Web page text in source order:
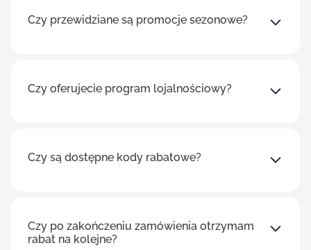
Czy przewidziane są promocje sezonowe?
Czy oferujecie program lojalnościowy?
Czy są dostępne kody rabatowe?
Czy po zakończeniu zamówienia otrzymam
rabat na kolejne?